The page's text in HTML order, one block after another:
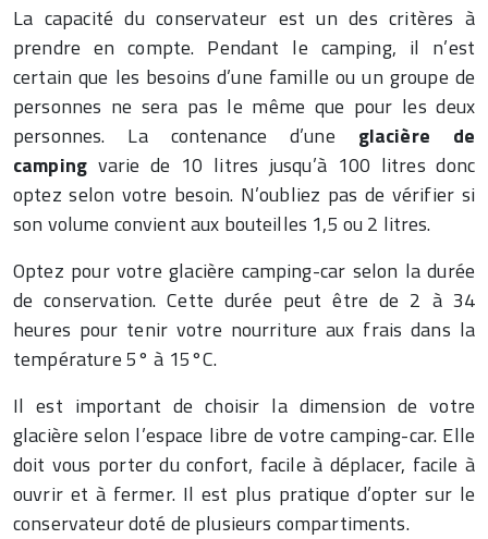
La capacité du conservateur est un des critères à
prendre en compte. Pendant le camping, il n’est
certain que les besoins d’une famille ou un groupe de
personnes ne sera pas le même que pour les deux
personnes. La contenance d’une glacière de
camping varie de 10 litres jusqu’à 100 litres donc
optez selon votre besoin. N’oubliez pas de vérifier si
son volume convient aux bouteilles 1,5 ou 2 litres.
Optez pour votre glacière camping-car selon la durée
de conservation. Cette durée peut être de 2 à 34
heures pour tenir votre nourriture aux frais dans la
température 5° à 15°C.
Il est important de choisir la dimension de votre
glacière selon l’espace libre de votre camping-car. Elle
doit vous porter du confort, facile à déplacer, facile à
ouvrir et à fermer. Il est plus pratique d’opter sur le
conservateur doté de plusieurs compartiments.